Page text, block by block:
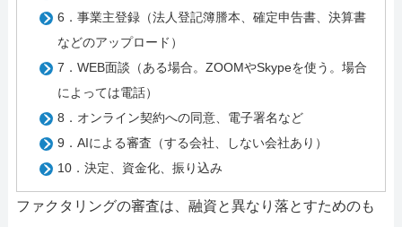
6．事業主登録（法人登記簿謄本、確定申告書、決算書
などのアップロード）
7．WEB面談（ある場合。ZOOMやSkypeを使う。場合
によっては電話）
8．オンライン契約への同意、電子署名など
9．AIによる審査（する会社、しない会社あり）
10．決定、資金化、振り込み
ファクタリングの審査は、融資と異なり落とすためのも